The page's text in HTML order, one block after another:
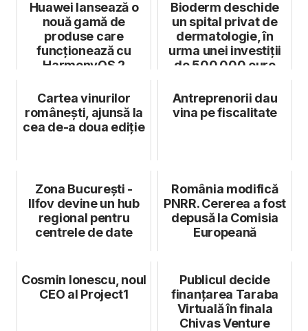
Huawei lansează o
nouă gamă de
produse care
funcționează cu
HarmonyOS 2
Bioderm deschide
un spital privat de
dermatologie, în
urma unei investiții
de 500.000 euro
Cartea vinurilor
românești, ajunsă la
cea de-a doua ediție
Antreprenorii dau
vina pe fiscalitate
Zona București -
Ilfov devine un hub
regional pentru
centrele de date
România modifică
PNRR. Cererea a fost
depusă la Comisia
Europeană
Cosmin Ionescu, noul
CEO al Project1
Publicul decide
finanțarea Taraba
Virtuală în finala
Chivas Venture